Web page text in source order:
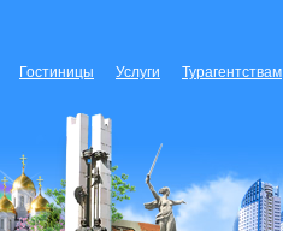
Гостиницы Услуги Турагентствам